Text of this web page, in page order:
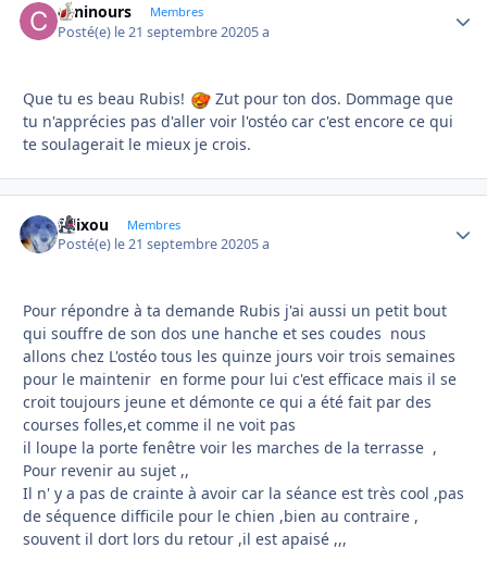
caninours Membres
Posté(e) le 21 septembre 20205 a
Que tu es beau Rubis!
Zut pour ton dos. Dommage que
tu n'apprécies pas d'aller voir l'ostéo car c'est encore ce qui
te soulagerait le mieux je crois.
felixou Membres
Posté(e) le 21 septembre 20205 a
Pour répondre à ta demande Rubis j'ai aussi un petit bout
qui souffre de son dos une hanche et ses coudes nous
allons chez L'ostéo tous les quinze jours voir trois semaines
pour le maintenir en forme pour lui c'est efficace mais il se
croit toujours jeune et démonte ce qui a été fait par des
courses folles,et comme il ne voit pas
il loupe la porte fenêtre voir les marches de la terrasse ,
Pour revenir au sujet ,,
Il n' y a pas de crainte à avoir car la séance est très cool ,pas
de séquence difficile pour le chien ,bien au contraire ,
souvent il dort lors du retour ,il est apaisé ,,,